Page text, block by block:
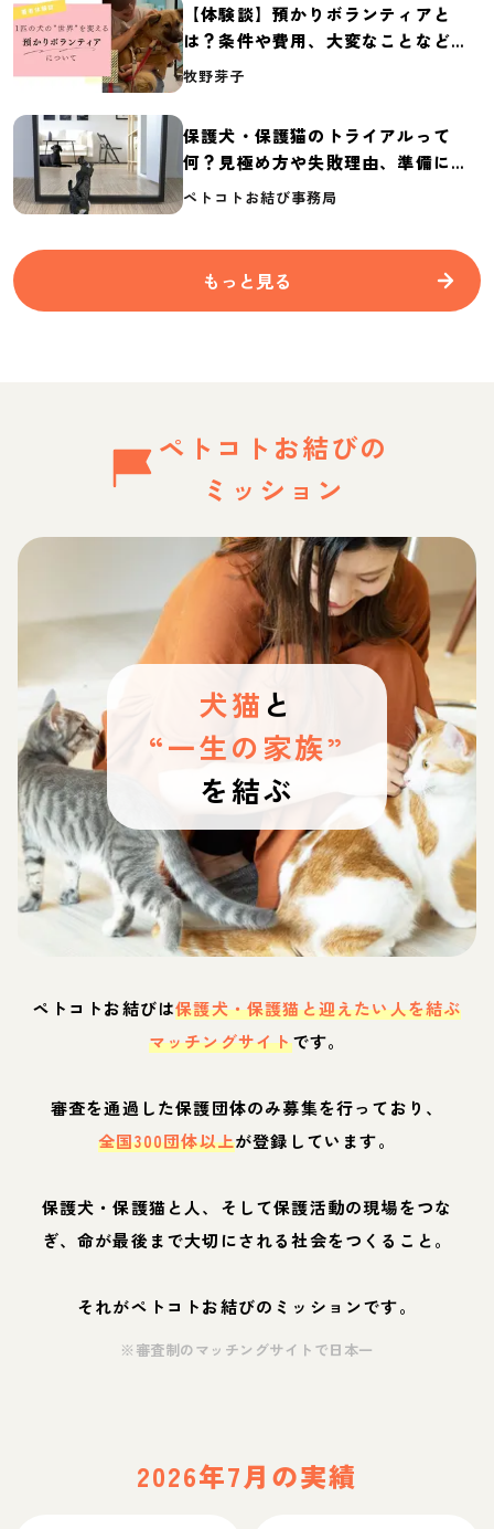
【体験談】預かりボランティアと
は？条件や費用、大変なことなど紹
介
牧野芽子
保護犬・保護猫のトライアルって
何？見極め方や失敗理由、準備に必
要なものを紹介
ペトコトお結び事務局
もっと見る
ペトコトお結びの
ミッション
犬猫 と
“一生の家族”
を結ぶ
ペトコトお結びは保護犬・保護猫と迎えたい人を結ぶ
マッチングサイトです。
審査を通過した保護団体のみ募集を行っており、
全国300団体以上が登録しています。
保護犬・保護猫と人、そして保護活動の現場をつな
ぎ、命が最後まで大切にされる社会をつくること。
それがペトコトお結びのミッションです。
※審査制のマッチングサイトで日本一
2026年7月の実績